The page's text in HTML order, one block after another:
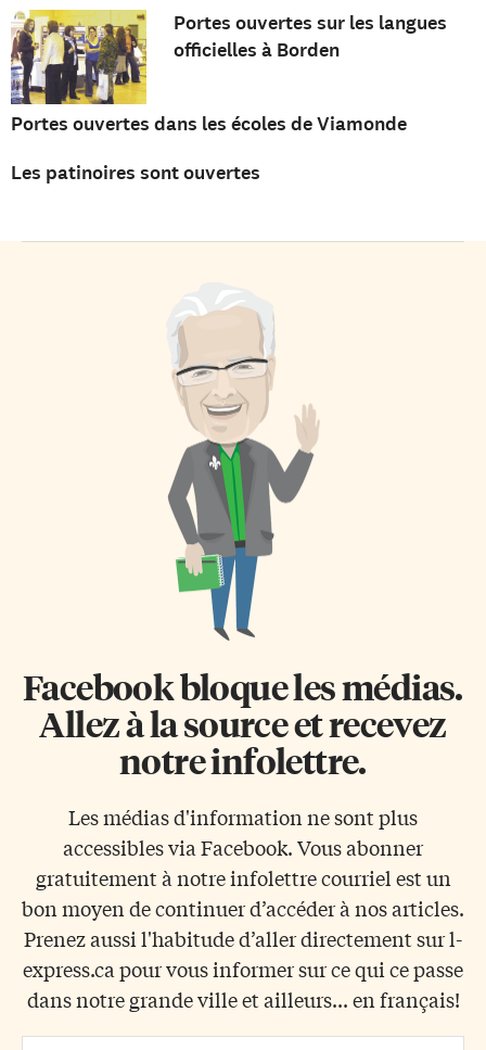
Portes ouvertes sur les langues
officielles à Borden
Portes ouvertes dans les écoles de Viamonde
Les patinoires sont ouvertes
Facebook bloque les médias.
Allez à la source et recevez
notre infolettre.
Les médias d'information ne sont plus
accessibles via Facebook. Vous abonner
gratuitement à notre infolettre courriel est un
bon moyen de continuer d’accéder à nos articles.
Prenez aussi l'habitude d’aller directement sur l-
express.ca pour vous informer sur ce qui ce passe
dans notre grande ville et ailleurs... en français!